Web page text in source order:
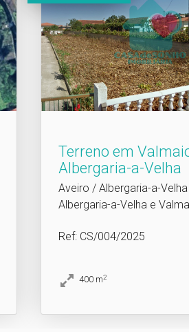
Terreno em
Albergaria-a-Velha
Aveiro / Albergaria-a-
Albergaria-a-Velha e
Ref: CS/004/2025
400 m2